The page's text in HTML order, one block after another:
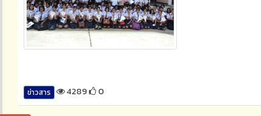
ข่าวสาร 4289 0